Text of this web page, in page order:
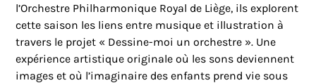
l’Orchestre Philharmonique Royal de Liège, ils explorent
cette saison les liens entre musique et illustration à
travers le projet « Dessine-moi un orchestre ». Une
expérience artistique originale où les sons deviennent
images et où l’imaginaire des enfants prend vie sous